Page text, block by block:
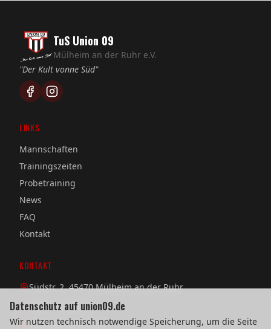
TuS Union 09
Mülheim an der Ruhr e.V.
"Der Kult vonne Süd"
LINKS
Mannschaften
Trainingszeiten
Probetraining
News
FAQ
Kontakt
KONTAKT
Südstr. 2, 45470 Mülheim an der Ruhr
0208 / 38 08 58
verein@union09.de
Datenschutz auf union09.de
Wir nutzen technisch notwendige Speicherung, um die Seite